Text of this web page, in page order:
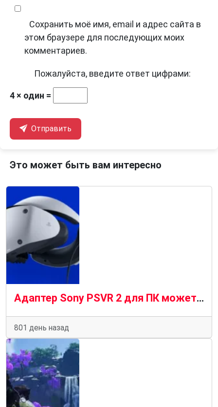
Сохранить моё имя, email и адрес сайта в
этом браузере для последующих моих
комментариев.
Пожалуйста, введите ответ цифрами:
4 × один =
Отправить
Это может быть вам интересно
Адаптер Sony PSVR 2 для ПК может появиться на горизонте
801 день назад